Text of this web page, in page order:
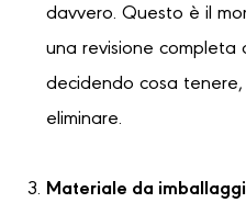
davvero. Questo è il
una revisione completa
decidendo cosa
eliminare.
Materiale da